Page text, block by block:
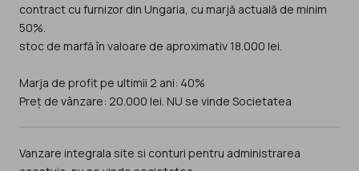
contract cu furnizor din Ungaria, cu marjă actuală de minim
50%.
stoc de marfă în valoare de aproximativ 18.000 lei.
Marja de profit pe ultimii 2 ani: 40%
Preț de vânzare: 20.000 lei. NU se vinde Societatea
Vanzare integrala site si conturi pentru administrarea